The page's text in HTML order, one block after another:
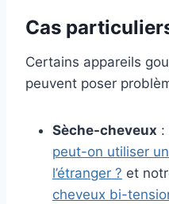
Cas
Certains appareils
peuvent poser
Sèche-cheveux :
peut-on utiliser
l’étranger ? et
cheveux bi-